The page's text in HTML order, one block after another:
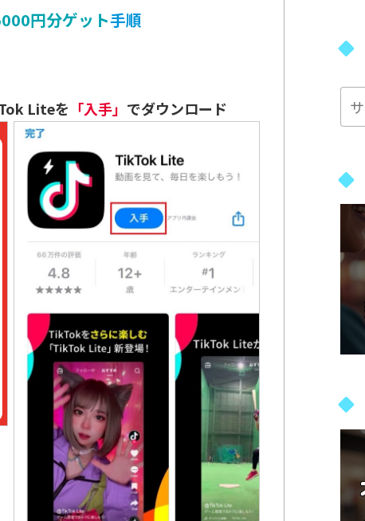
円分ゲット手順
Liteを 「入手」 でダウンロード